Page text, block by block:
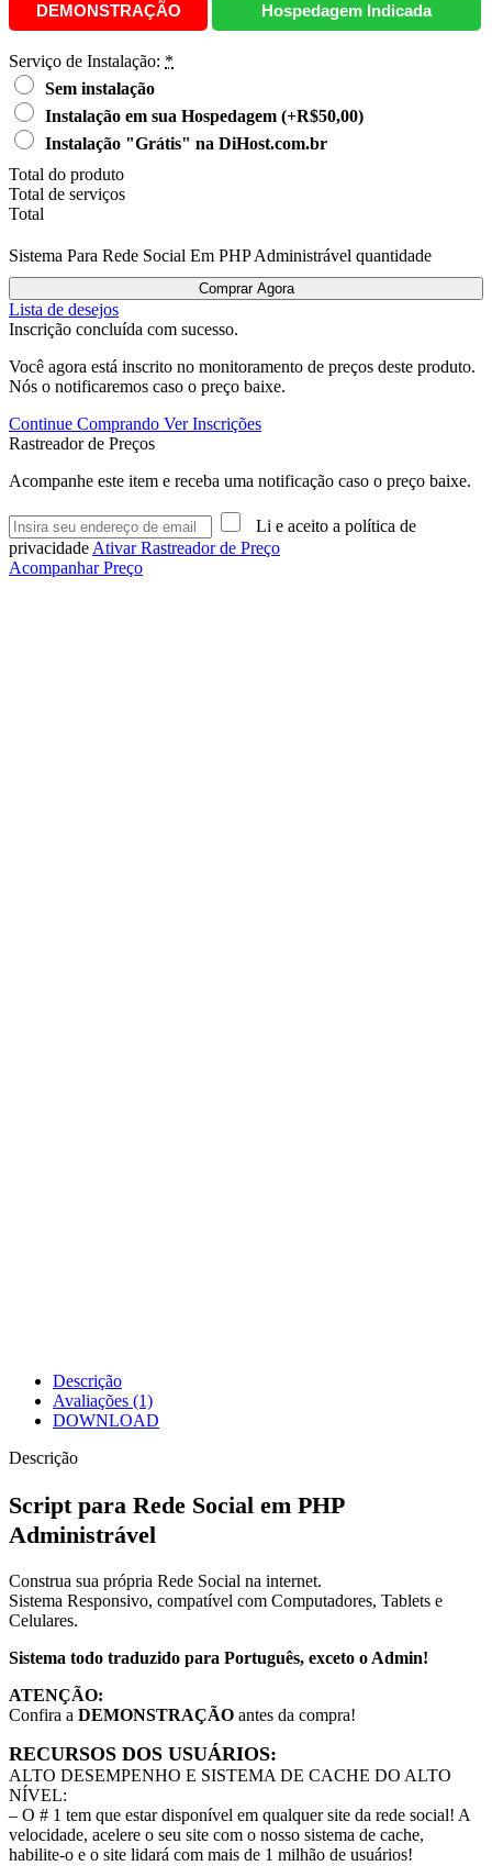
DEMONSTRAÇÃO Hospedagem Indicada
Serviço de Instalação: *
Sem instalação
Instalação em sua Hospedagem (+R$50,00)
Instalação "Grátis" na DiHost.com.br
Total do produto
Total de serviços
Total
Sistema Para Rede Social Em PHP Administrável quantidade
Comprar Agora
Lista de desejos
Inscrição concluída com sucesso.
Você agora está inscrito no monitoramento de preços deste produto.
Nós o notificaremos caso o preço baixe.
Continue Comprando Ver Inscrições
Rastreador de Preços
Acompanhe este item e receba uma notificação caso o preço baixe.
Li e aceito a política de
privacidade Ativar Rastreador de Preço
Acompanhar Preço
Descrição
Avaliações (1)
DOWNLOAD
Descrição
Script para Rede Social em PHP
Administrável
Construa sua própria Rede Social na internet.
Sistema Responsivo, compatível com Computadores, Tablets e
Celulares.
Sistema todo traduzido para Português, exceto o Admin!
ATENÇÃO:
Confira a DEMONSTRAÇÃO antes da compra!
RECURSOS DOS USUÁRIOS:
ALTO DESEMPENHO E SISTEMA DE CACHE DO ALTO
NÍVEL:
– O # 1 tem que estar disponível em qualquer site da rede social! A
velocidade, acelere o seu site com o nosso sistema de cache,
habilite-o e o site lidará com mais de 1 milhão de usuários!